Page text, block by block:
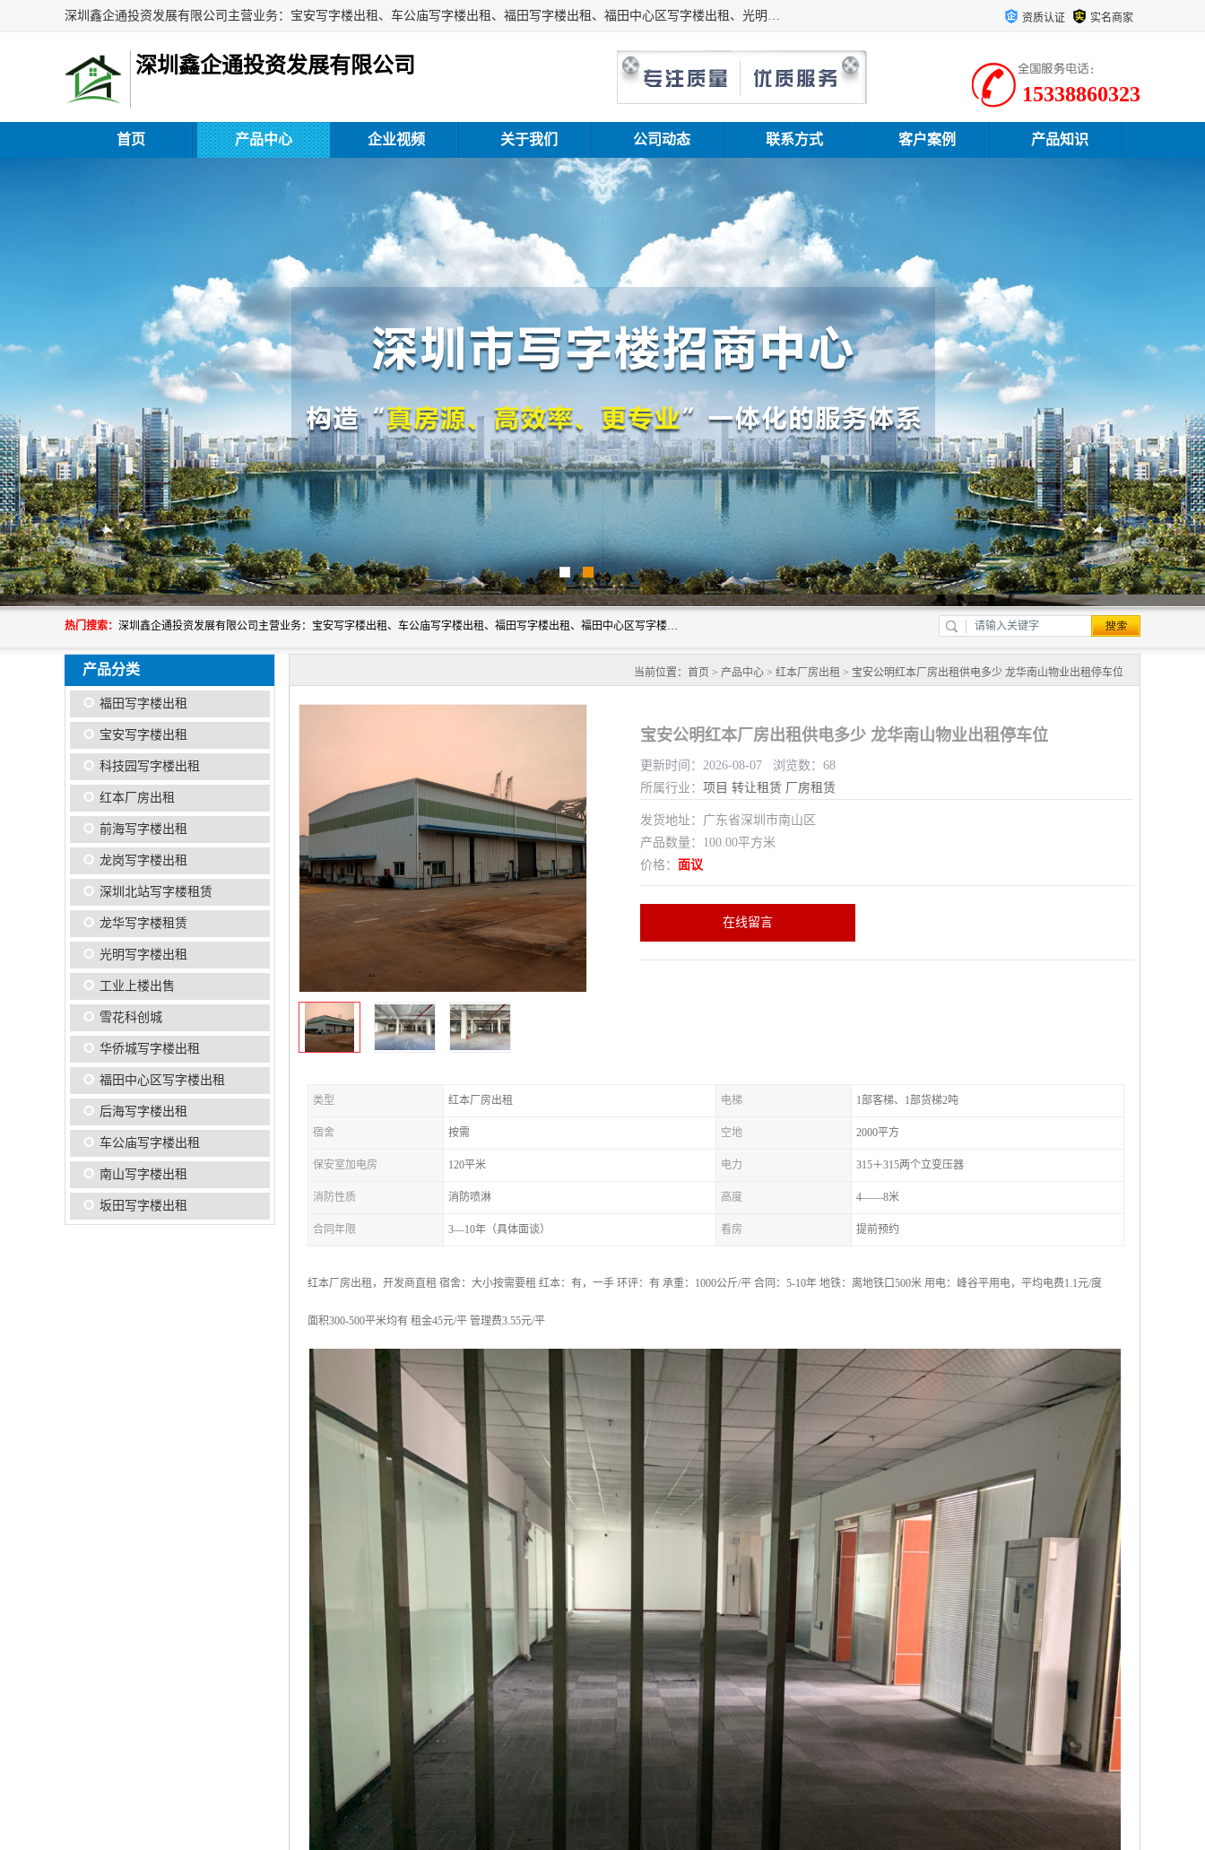
深圳鑫企通投资发展有限公司主营业务：宝安写字楼出租、车公庙写字楼出租、福田写字楼出租、福田中心区写字楼出租、光明写字楼出租、后海写字楼出租、科技园写字楼出租、南山写字楼出租等。公司专注为写字楼提供整体解决方案的化服务，依托于长期的写字楼线下运营经验和积累，以及丰富的互联网从业经验，拥有完善的服务架构体系、丰富的行业经验、与充分的销售资源。 资质认证 实名商家
深圳鑫企通投资发展有限公司
15338860323
首页 产品中心 企业视频 关于我们 公司动态 联系方式 客户案例 产品知识
热门搜索： 深圳鑫企通投资发展有限公司主营业务：宝安写字楼出租、车公庙写字楼出租、福田写字楼出租、福田中心区写字楼出租、光明写字楼出租、后海写字楼出租、科技园写字楼出租、南山写字楼出租等。公司专注为写字楼提供整体解决方案的化服务，依托于长期的写字楼线下运营经验和积累，以及丰富的互联网从业经验，拥有完善的服务架构体系、丰富的行业经验、与充分的销售资源。
产品分类
福田写字楼出租
宝安写字楼出租
科技园写字楼出租
红本厂房出租
前海写字楼出租
龙岗写字楼出租
深圳北站写字楼租赁
龙华写字楼租赁
光明写字楼出租
工业上楼出售
雪花科创城
华侨城写字楼出租
福田中心区写字楼出租
后海写字楼出租
车公庙写字楼出租
南山写字楼出租
坂田写字楼出租
当前位置： 首页 > 产品中心 > 红本厂房出租 > 宝安公明红本厂房出租供电多少 龙华南山物业出租停车位
宝安公明红本厂房出租供电多少 龙华南山物业出租停车位
更新时间：2026-08-07 浏览数：68
所属行业： 项目 转让租赁 厂房租赁
发货地址：广东省深圳市南山区
产品数量：100.00平方米
价格： 面议
在线留言
类型 红本厂房出租 电梯 1部客梯、1部货梯2吨
宿舍 按需 空地 2000平方
保安室加电房 120平米 电力 315＋315两个立变压器
消防性质 消防喷淋 高度 4——8米
合同年限 3—10年（具体面谈） 看房 提前预约
红本厂房出租，开发商直租 宿舍：大小按需要租 红本：有，一手 环评：有 承重：1000公斤/平 合同：5-10年 地铁：离地铁口500米 用电：峰谷平用电，平均电费1.1元/度
面积300-500平米均有 租金45元/平 管理费3.55元/平